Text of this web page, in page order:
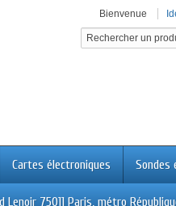
Bienvenue
Cartes électroniques Sondes
75011 Paris, métro